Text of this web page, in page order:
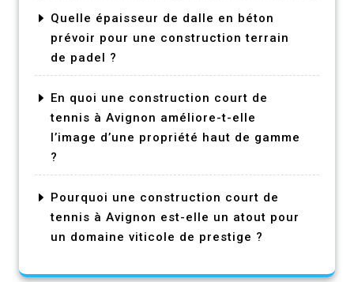
Quelle épaisseur de dalle en béton
prévoir pour une construction terrain
de padel ?
En quoi une construction court de
tennis à Avignon améliore-t-elle
l’image d’une propriété haut de gamme
?
Pourquoi une construction court de
tennis à Avignon est-elle un atout pour
un domaine viticole de prestige ?